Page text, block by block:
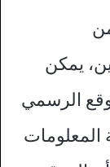
يمكن
الرسمي
المعلومات